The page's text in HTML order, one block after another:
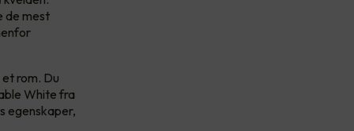
de mest
rom. Du
White fra
egenskaper,